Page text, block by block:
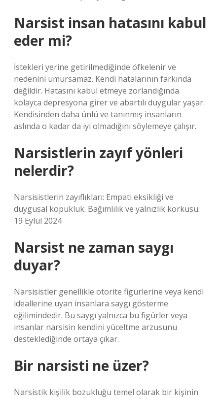
Narsist insan hatasını kabul
eder mi?
İstekleri yerine getirilmediğinde öfkelenir ve
nedenini umursamaz. Kendi hatalarının farkında
değildir. Hatasını kabul etmeye zorlandığında
kolayca depresyona girer ve abartılı duygular yaşar.
Kendisinden daha ünlü ve tanınmış insanların
aslında o kadar da iyi olmadığını söylemeye çalışır.
Narsistlerin zayıf yönleri
nelerdir?
Narsisistlerin zayıflıkları: Empati eksikliği ve
duygusal kopukluk. Bağımlılık ve yalnızlık korkusu.
19 Eylül 2024
Narsist ne zaman saygı
duyar?
Narsisistler genellikle otorite figürlerine veya kendi
ideallerine uyan insanlara saygı gösterme
eğilimindedir. Bu saygı yalnızca bu figürler veya
insanlar narsisin kendini yüceltme arzusunu
desteklediğinde ortaya çıkar.
Bir narsisti ne üzer?
Narsistik kişilik bozukluğu temel olarak bir kişinin